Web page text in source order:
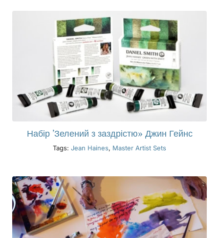
Набір ’Зелений з заздрістю» Джин Гейнс
Tags: Jean Haines, Master Artist Sets